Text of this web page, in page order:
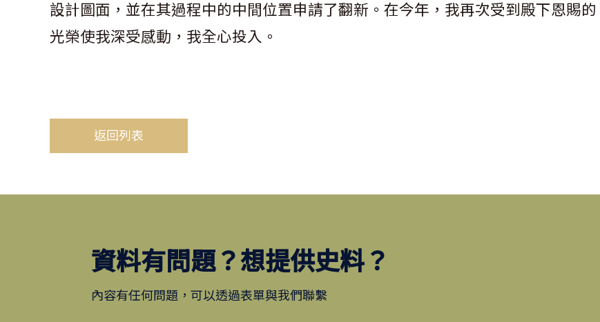
設計圖面，並在其過程中的中間位置申請了翻新。在今年，我再次受到殿下恩賜的
光榮使我深受感動，我全心投入。
返回列表
資料有問題？想提供史料？
內容有任何問題，可以透過表單與我們聯繫